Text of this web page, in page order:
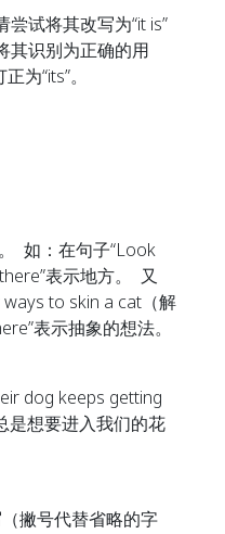
试将其改写为“it is”
其识别为正确的用
为“its”。
如：在句子“Look
表示地方。 又
to skin a cat（解
表示抽象的想法。
dog keeps getting
是想要进入我们的花
（撇号代替省略的字